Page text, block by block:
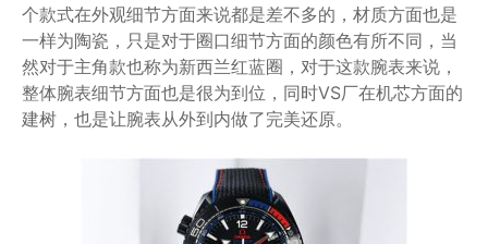
个款式在外观细节方面来说都是差不多的，材质方面也是
一样为陶瓷，只是对于圈口细节方面的颜色有所不同，当
然对于主角款也称为新西兰红蓝圈，对于这款腕表来说，
整体腕表细节方面也是很为到位，同时VS厂在机芯方面的
建树，也是让腕表从外到内做了完美还原。